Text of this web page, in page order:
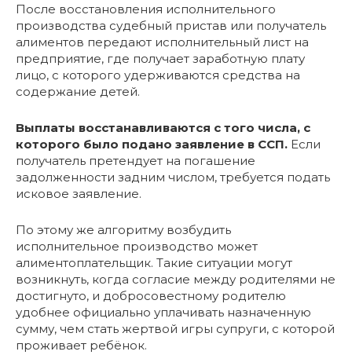
После восстановления исполнительного
производства судебный пристав или получатель
алиментов передают исполнительный лист на
предприятие, где получает заработную плату
лицо, с которого удерживаются средства на
содержание детей.
Выплаты восстанавливаются с того числа, с
которого было подано заявление в ССП. Если
получатель претендует на погашение
задолженности задним числом, требуется подать
исковое заявление.
По этому же алгоритму возбудить
исполнительное производство может
алиментоплательщик. Такие ситуации могут
возникнуть, когда согласие между родителями не
достигнуто, и добросовестному родителю
удобнее официально уплачивать назначенную
сумму, чем стать жертвой игры супруги, с которой
проживает ребёнок.